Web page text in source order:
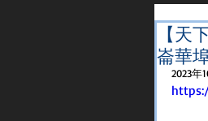
【天
崙華
2023年